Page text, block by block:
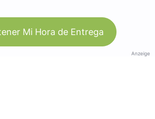
Mi Hora de Entrega
Anzeige